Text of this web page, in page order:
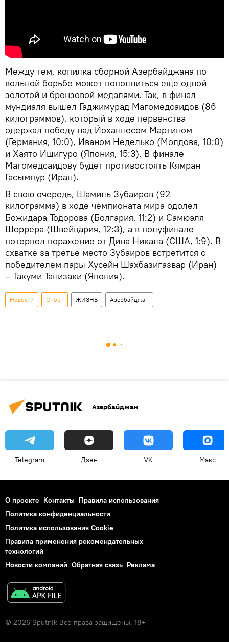
Между тем, копилка сборной Азербайджана по
вольной борьбе может пополниться еще одной
золотой и бронзовой медалями. Так, в финал
мундиаля вышел Гаджимурад Магомедсаидов (86
килограммов), который в ходе первенства
одержал победу над Йоханнесом Мартином
(Германия, 10:0), Иваном Неделько (Молдова, 10:0)
и Хаято Ишигуро (Япония, 15:3). В финале
Магомедсаидову будет противостоять Кямран
Гасымпур (Иран).
В свою очередь, Шамиль Зубаиров (92
килограмма) в ходе чемпионата мира одолел
Божидара Тодорова (Болгария, 11:2) и Самюэля
Шеррера (Швейцария, 12:3), а в полуфинале
потерпел поражение от Дина Никала (США, 1:9). В
схватке за третье место Зубаиров встретится с
победителем пары Хусейн Шахбазигазвар (Иран)
– Такуми Танизаки (Япония).
Новости Спорт ЖИЗНЬ Азербайджан
Азербайджан
Telegram Дзен VK Макс
О проекте Контакты Правила использования
Политика конфиденциальности
Политика использования Cookie
Правила применения рекомендательных
технологий
Новости компаний Обратная связь Реклама
© 2026 Sputnik Все права защищены. 18+